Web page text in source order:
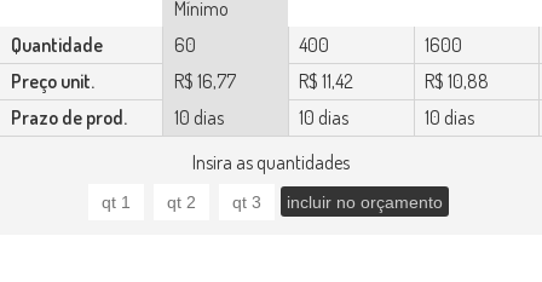
Insira as quantidades
Mínimo
Quantidade
60 400
1600
Preço unit.
R$ 16,77 R$ 11,42
R$ 10,88
Prazo de prod.
10 dias 10 dias 10 dias